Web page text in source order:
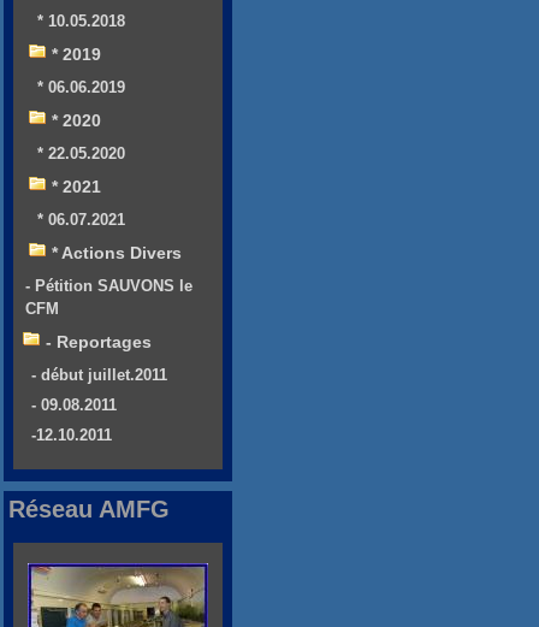
* 10.05.2018
* 2019
* 06.06.2019
* 2020
* 22.05.2020
* 2021
* 06.07.2021
* Actions Divers
- Pétition SAUVONS le
CFM
- Reportages
- début juillet.2011
- 09.08.2011
-12.10.2011
Réseau AMFG